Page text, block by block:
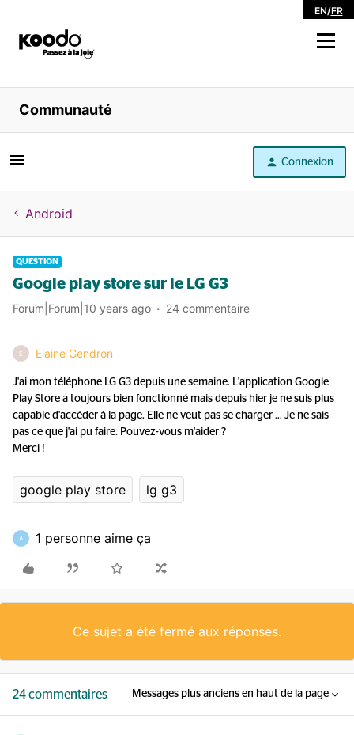
EN/FR
Magasiner
Libre service
Aide
Communauté
Connexion
Android
QUESTION
Google play store sur le LG G3
Forum|Forum|10 years ago 24 commentaire
E Elaine Gendron
J'ai mon téléphone LG G3 depuis une semaine. L'application Google
Play Store a toujours bien fonctionné mais depuis hier je ne suis plus
capable d'accéder à la page. Elle ne veut pas se charger ... Je ne sais
pas ce que j'ai pu faire. Pouvez-vous m'aider ?
Merci !
google play store lg g3
A 1 personne aime ça
Ce sujet a été fermé aux réponses.
24 commentaires Messages plus anciens en haut de la page